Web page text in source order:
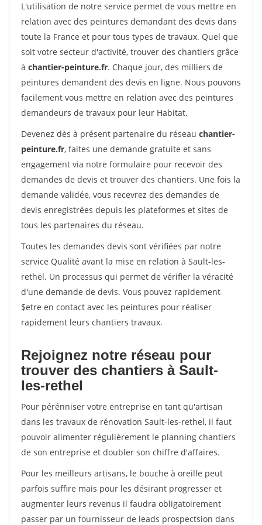
L'utilisation de notre service permet de vous mettre en
relation avec des peintures demandant des devis dans
toute la France et pour tous types de travaux. Quel que
soit votre secteur d'activité, trouver des chantiers grâce
à chantier-peinture.fr. Chaque jour, des milliers de
peintures demandent des devis en ligne. Nous pouvons
facilement vous mettre en relation avec des peintures
demandeurs de travaux pour leur Habitat.
Devenez dès à présent partenaire du réseau chantier-
peinture.fr, faites une demande gratuite et sans
engagement via notre formulaire pour recevoir des
demandes de devis et trouver des chantiers. Une fois la
demande validée, vous recevrez des demandes de
devis enregistrées depuis les plateformes et sites de
tous les partenaires du réseau.
Toutes les demandes devis sont vérifiées par notre
service Qualité avant la mise en relation à Sault-les-
rethel. Un processus qui permet de vérifier la véracité
d'une demande de devis. Vous pouvez rapidement
$etre en contact avec les peintures pour réaliser
rapidement leurs chantiers travaux.
Rejoignez notre réseau pour
trouver des chantiers à Sault-
les-rethel
Pour pérénniser votre entreprise en tant qu'artisan
dans les travaux de rénovation Sault-les-rethel, il faut
pouvoir alimenter régulièrement le planning chantiers
de son entreprise et doubler son chiffre d'affaires.
Pour les meilleurs artisans, le bouche à oreille peut
parfois suffire mais pour les désirant progresser et
augmenter leurs revenus il faudra obligatoirement
passer par un fournisseur de leads prospectsion dans